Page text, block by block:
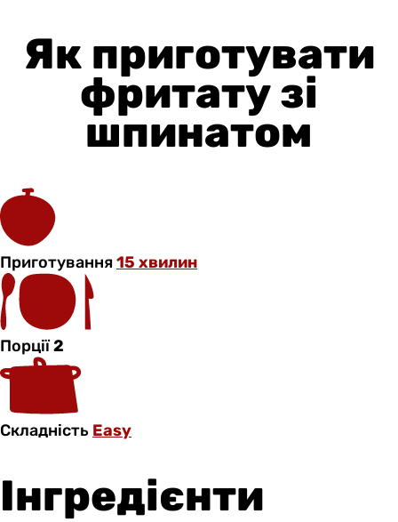
Як приготувати
фритату зі
шпинатом
Приготування15 хвилин
Порції2
Складність Easy
Інгредієнти